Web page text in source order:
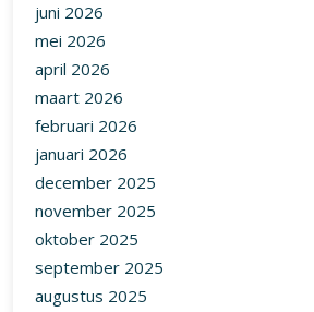
juni 2026
mei 2026
april 2026
maart 2026
februari 2026
januari 2026
december 2025
november 2025
oktober 2025
september 2025
augustus 2025